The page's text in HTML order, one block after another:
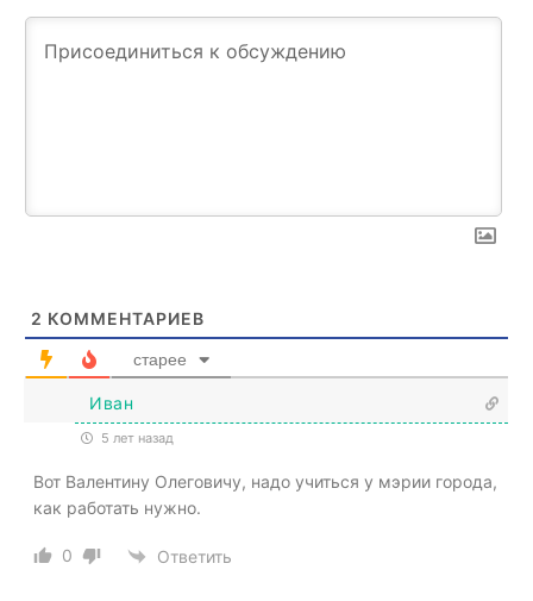
2 КОММЕНТАРИЕВ
старее
Иван
5 лет назад
Вот Валентину Олеговичу, надо учиться у мэрии города,
как работать нужно.
0 Ответить